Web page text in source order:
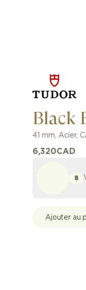
Black
41 mm, Acier,
6,320CAD
8
Ajouter au